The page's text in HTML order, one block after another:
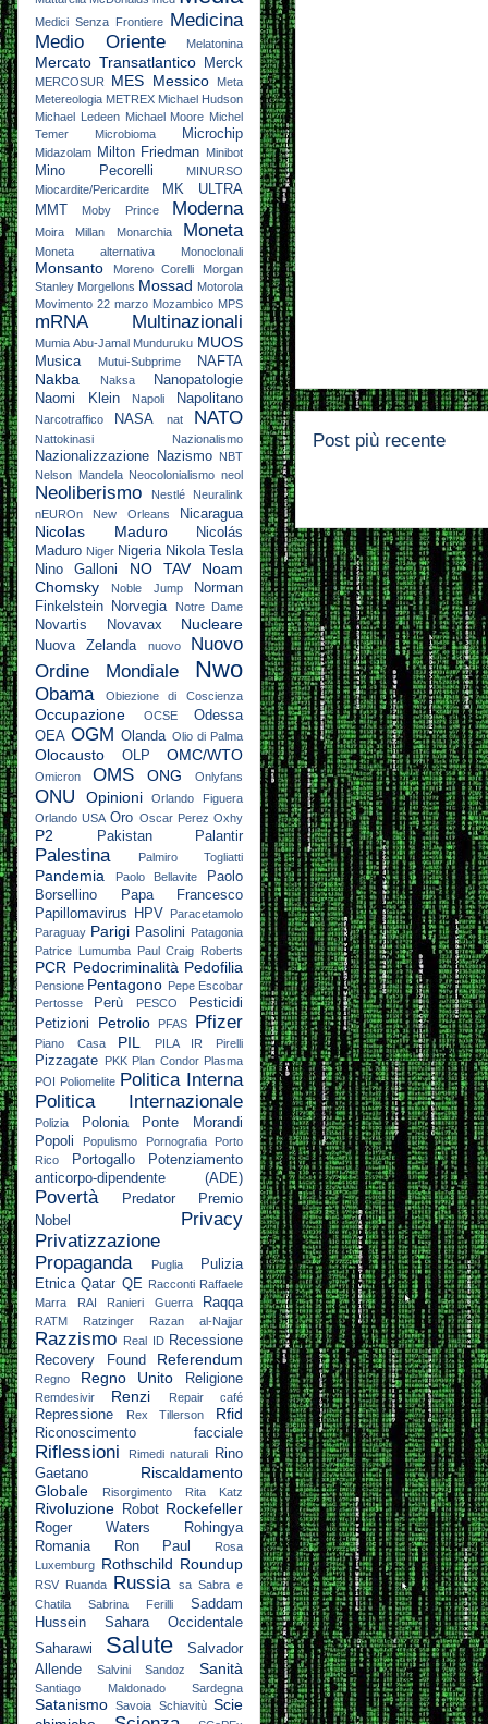
Post più recente
Medici Senza Frontiere Medicina
Medio Oriente
Melatonina
Mercato Transatlantico Merck
MERCOSUR MES Messico
Meta
Metereologia METREX Michael Hudson
Michael Ledeen Michael Moore Michel
Temer
Microbioma Microchip
Midazolam Milton Friedman Minibot
Mino Pecorelli
MINURSO
Miocardite/Pericardite
MK ULTRA
MMT
Moby Prince Moderna
Moira Millan Monarchia Moneta
Moneta alternativa Monoclonali
Monsanto Moreno Corelli
Morgan
Stanley Morgellons Mossad Motorola
Movimento 22 marzo Mozambico MPS
mRNA Multinazionali
Mumia Abu-Jamal Munduruku MUOS
Musica Mutui-Subprime NAFTA
Nakba Naksa
Nanopatologie
Naomi Klein
Napoli Napolitano
Narcotraffico NASA nat NATO
Nattokinasi Nazionalismo
Nazionalizzazione Nazismo
NBT
Nelson Mandela Neocolonialismo neol
Neoliberismo Nestlé
Neuralink
nEUROn
New Orleans Nicaragua
Nicolas Maduro
Nicolás
Maduro Niger Nigeria Nikola Tesla
Nino Galloni
NO TAV
Noam
Chomsky
Noble Jump
Norman
Finkelstein
Norvegia Notre Dame
Novartis Novavax Nucleare
Nuova Zelanda nuovo
Nuovo
Ordine Mondiale
Nwo
Obama Obiezione di Coscienza
Occupazione OCSE
Odessa
OEA OGM Olanda Olio di Palma
Olocausto OLP OMC/WTO
Omicron OMS ONG Onlyfans
ONU Opinioni
Orlando Figuera
Orlando USA Oro Oscar Perez Oxhy
P2 Pakistan Palantir
Palestina Palmiro Togliatti
Pandemia Paolo Bellavite
Paolo
Borsellino
Papa Francesco
Papillomavirus HPV Paracetamolo
Paraguay Parigi Pasolini Patagonia
Patrice Lumumba
Paul Craig Roberts
PCR Pedocriminalità Pedofilia
Pensione Pentagono Pepe Escobar
Pertosse
Perù PESCO
Pesticidi
Petizioni
Petrolio PFAS Pfizer
Piano Casa PIL PILA IR Pirelli
Pizzagate PKK Plan Condor Plasma
POI Poliomelite Politica Interna
Politica Internazionale
Polizia Polonia
Ponte Morandi
Popoli
Populismo Pornografia
Porto
Rico
Portogallo
Potenziamento
anticorpo-dipendente (ADE)
Povertà Predator
Premio
Nobel
Privacy
Privatizzazione
Propaganda
Puglia
Pulizia
Etnica Qatar QE Racconti Raffaele
Marra
RAI Ranieri Guerra Raqqa
RATM Ratzinger Razan al-Najjar
Razzismo Real ID Recessione
Recovery Found
Referendum
Regno Regno Unito Religione
Remdesivir Renzi Repair café
Repressione Rex Tillerson Rfid
Riconoscimento facciale
Riflessioni Rimedi naturali
Rino
Gaetano
Riscaldamento
Globale
Risorgimento Rita Katz
Rivoluzione Robot Rockefeller
Roger Waters
Rohingya
Romania
Ron Paul
Rosa
Luxemburg Rothschild Roundup
RSV Ruanda Russia sa Sabra e
Chatila
Sabrina Ferilli
Saddam
Hussein
Sahara Occidentale
Saharawi
Salute
Salvador
Allende
Salvini Sandoz Sanità
Santiago Maldonado Sardegna
Satanismo Savoia Schiavitù Scie